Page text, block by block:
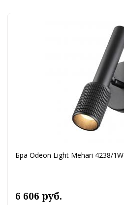
Бра Odeon Light Mehari 4238/1W
6 606 руб.